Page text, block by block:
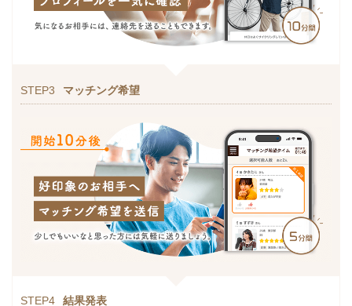
STEP3 マッチング希望
STEP4 結果発表